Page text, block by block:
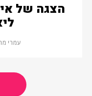
הצגה של
עמרי